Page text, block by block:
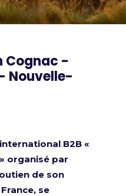
Cognac -
Nouvelle-
B2B «
organisé par
de son
, se